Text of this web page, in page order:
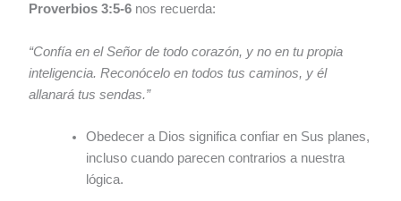
Proverbios 3:5-6 nos recuerda:
“Confía en el Señor de todo corazón, y no en tu propia
inteligencia. Reconócelo en todos tus caminos, y él
allanará tus sendas.”
Obedecer a Dios significa confiar en Sus planes,
incluso cuando parecen contrarios a nuestra
lógica.